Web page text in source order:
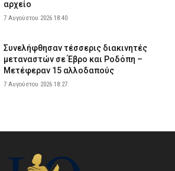
αρχείο
7 Αυγούστου 2026 18:40
Συνελήφθησαν τέσσερις διακινητές
μεταναστών σε Έβρο και Ροδόπη –
Μετέφεραν 15 αλλοδαπούς
7 Αυγούστου 2026 18:27